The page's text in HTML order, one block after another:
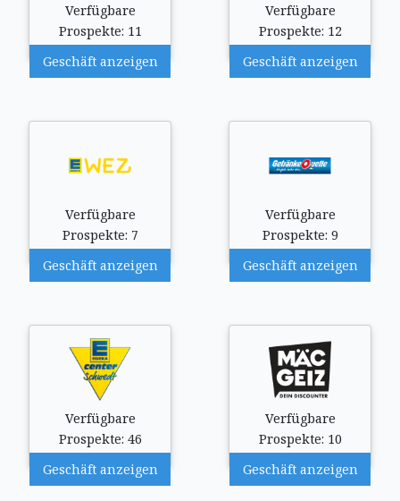
Verfügbare
Prospekte: 11
Geschäft anzeigen
Verfügbare
Prospekte: 12
Geschäft anzeigen
Verfügbare
Prospekte: 7
Geschäft anzeigen
Verfügbare
Prospekte: 9
Geschäft anzeigen
Verfügbare
Prospekte: 46
Geschäft anzeigen
Verfügbare
Prospekte: 10
Geschäft anzeigen